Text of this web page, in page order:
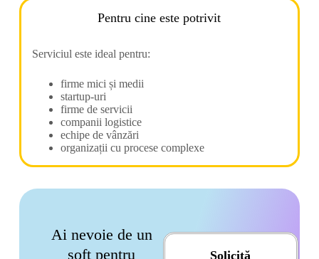
Pentru cine este potrivit
Serviciul este ideal pentru:
firme mici și medii
startup-uri
firme de servicii
companii logistice
echipe de vânzări
organizații cu procese complexe
Ai nevoie de un
soft pentru
Solicită